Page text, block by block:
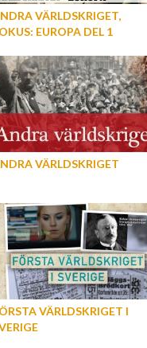
VÄRLDSKRIGET,
EUROPA DEL 1
VÄRLDSKRIGET
VÄRLDSKRIGET I